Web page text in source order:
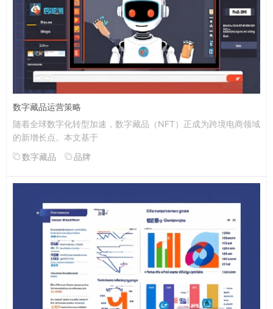
数字藏品运营策略
随着全球数字化转型加速，数字藏品（NFT）正成为跨境电商领域
的新增长点。本文基于
数字藏品
品牌